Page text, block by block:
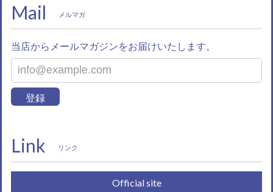
Mail メルマガ
当店からメールマガジンをお届けいたします。
登録
Link リンク
Official site